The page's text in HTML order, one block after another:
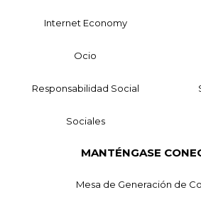
Internet Economy
Ocio
Responsabilidad Social
Sociales
MANTÉNGASE
Mesa de Generación de